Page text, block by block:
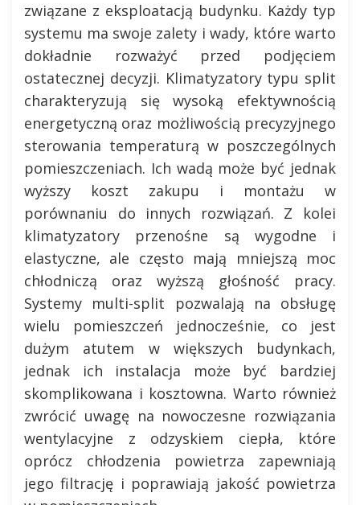
związane z eksploatacją budynku. Każdy typ
systemu ma swoje zalety i wady, które warto
dokładnie rozważyć przed podjęciem
ostatecznej decyzji. Klimatyzatory typu split
charakteryzują się wysoką efektywnością
energetyczną oraz możliwością precyzyjnego
sterowania temperaturą w poszczególnych
pomieszczeniach. Ich wadą może być jednak
wyższy koszt zakupu i montażu w
porównaniu do innych rozwiązań. Z kolei
klimatyzatory przenośne są wygodne i
elastyczne, ale często mają mniejszą moc
chłodniczą oraz wyższą głośność pracy.
Systemy multi-split pozwalają na obsługę
wielu pomieszczeń jednocześnie, co jest
dużym atutem w większych budynkach,
jednak ich instalacja może być bardziej
skomplikowana i kosztowna. Warto również
zwrócić uwagę na nowoczesne rozwiązania
wentylacyjne z odzyskiem ciepła, które
oprócz chłodzenia powietrza zapewniają
jego filtrację i poprawiają jakość powietrza